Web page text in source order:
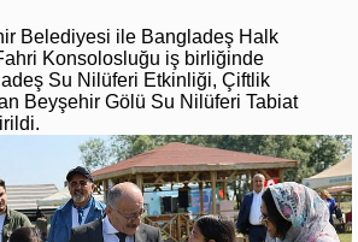
Belediyesi ile Bangladeş Halk
Konsolosluğu iş birliğinde
Su Nilüferi Etkinliği, Çiftlik
Beyşehir Gölü Su Nilüferi Tabiat